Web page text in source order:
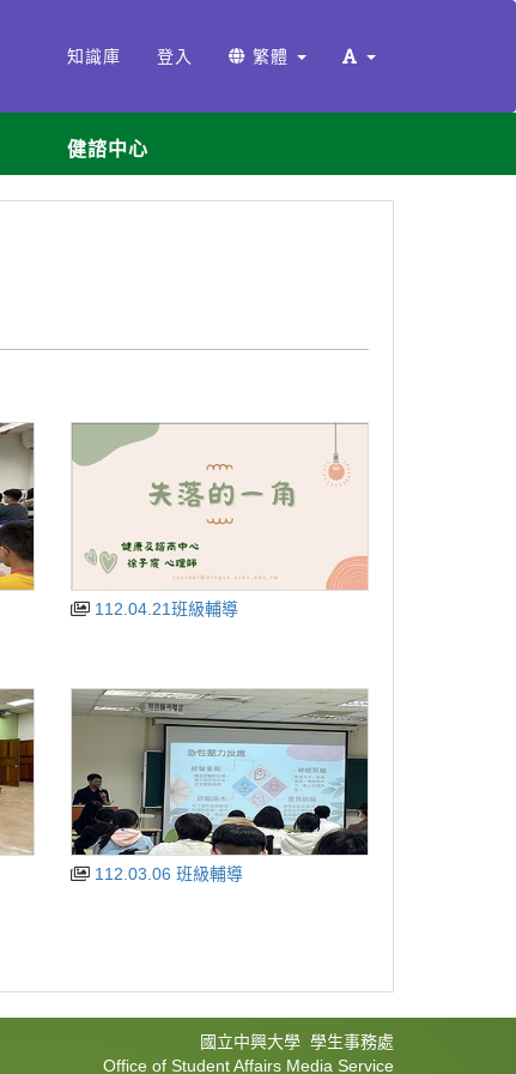
知識庫 登入 繁體
健諮中心
112.04.21班級輔導
112.03.06 班級輔導
國立中興大學 學生事務處
Office of Student Affairs Media Service